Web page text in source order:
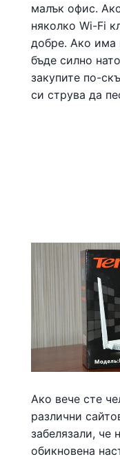
малък офис.
няколко Wi-Fi
добре. Ако има
бъде силно
закупите по-
си струва да
Ако вече сте
различни
забелязали, че
обикновена